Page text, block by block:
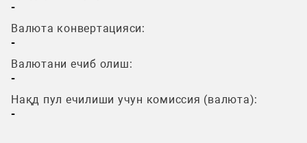
-
Валюта конвертацияси:
-
Валютани ечиб олиш:
-
Нақд пул ечилиши учун комиссия (валюта):
-